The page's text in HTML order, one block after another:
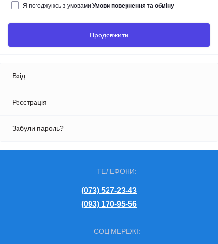
Я погоджуюсь з умовами Умови повернення та обміну
Продовжити
Вхід
Реєстрація
Забули пароль?
ТЕЛЕФОНИ:
(073) 527-23-43
(093) 170-95-56
СОЦ МЕРЕЖІ: